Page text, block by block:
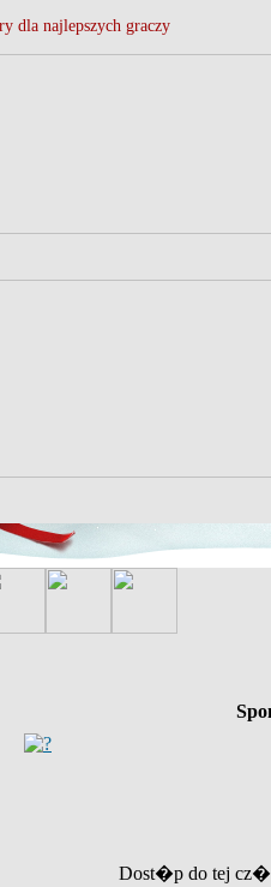
dla najlepszych graczy
Dost�p do tej